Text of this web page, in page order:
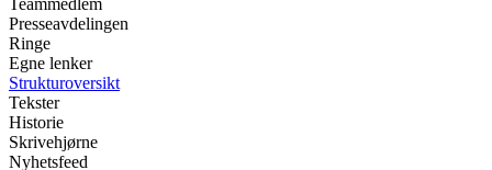
Teammedlem
Presseavdelingen
Ringe
Egne lenker
Strukturoversikt
Tekster
Historie
Skrivehjørne
Nyhetsfeed